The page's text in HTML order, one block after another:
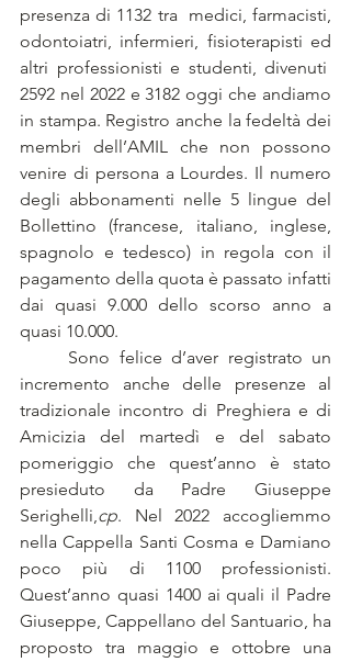
presenza di 1132 tra  medici, farmacisti,
odontoiatri, infermieri, fisioterapisti ed
altri professionisti e studenti, divenuti
2592 nel 2022 e 3182 oggi che andiamo
in stampa. Registro anche la fedeltà dei
membri dell’AMIL che non possono
venire di persona a Lourdes. Il numero
degli abbonamenti nelle 5 lingue del
Bollettino (francese, italiano, inglese,
spagnolo e tedesco) in regola con il
pagamento della quota è passato infatti
dai quasi 9.000 dello scorso anno a
quasi 10.000.
incremento anche delle presenze al
tradizionale incontro di Preghiera e di
Amicizia del martedì e del sabato
pomeriggio che quest’anno è stato
presieduto da Padre Giuseppe
Serighelli,cp. Nel 2022 accogliemmo
nella Cappella Santi Cosma e Damiano
poco più di 1100 professionisti.
Quest’anno quasi 1400 ai quali il Padre
Giuseppe, Cappellano del Santuario, ha
proposto tra maggio e ottobre una